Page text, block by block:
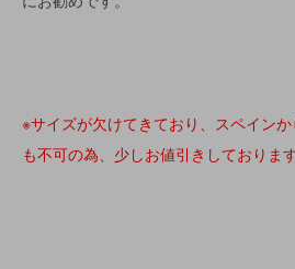
※サイズが欠けてきており、スペイン
も不可の為、少しお値引きしております